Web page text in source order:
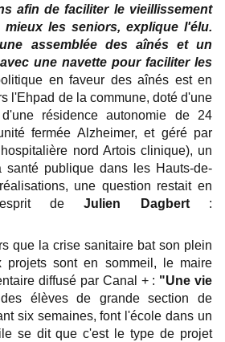
afin de faciliter le vieillissement
mieux les seniors, explique l'élu.
assemblée des aînés et un
une navette pour faciliter les
en faveur des aînés est en
l'Ehpad de la commune, doté d'une
résidence autonomie de 24
fermée Alzheimer, et géré par
nord Artois clinique), un
santé publique dans les Hauts-de-
une question restait en
deJulien Dagbert:
que la crise sanitaire bat son plein
projets sont en sommeil, le maire
diffusé par Canal + : "Une vie
élèves de grande section de
six semaines, font l'école dans un
se dit que c'est le type de projet